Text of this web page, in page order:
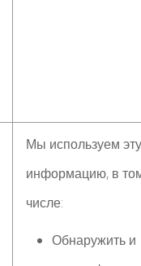
Мы используем эту
информацию, в
числе:
Обнаружить и